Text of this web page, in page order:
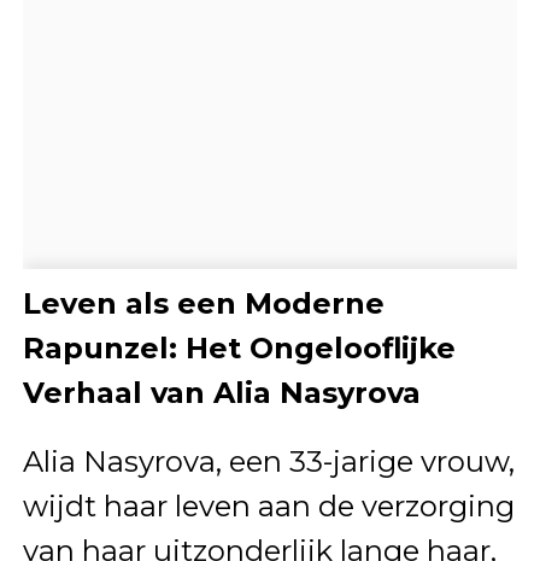
Leven als een Moderne
Rapunzel: Het Ongelooflijke
Verhaal van Alia Nasyrova
Alia Nasyrova, een 33-jarige vrouw,
wijdt haar leven aan de verzorging
van haar uitzonderlijk lange haar,